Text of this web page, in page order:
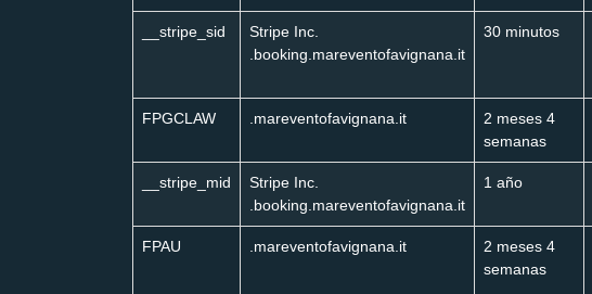
__stripe_sid
Stripe Inc.
.booking.mareventofavignana.it
30 minutos
FPGCLAW .mareventofavignana.it
2 meses 4
semanas
__stripe_mid
Stripe Inc.
.booking.mareventofavignana.it
1 año
FPAU .mareventofavignana.it
2 meses 4
semanas